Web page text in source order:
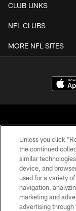
CLUB LINKS
NFL CLUBS
MORE NFL SITES
© 2026
Unless you click
the continued
similar
device, and
used for a variety
navigation,
marketing and
advertising